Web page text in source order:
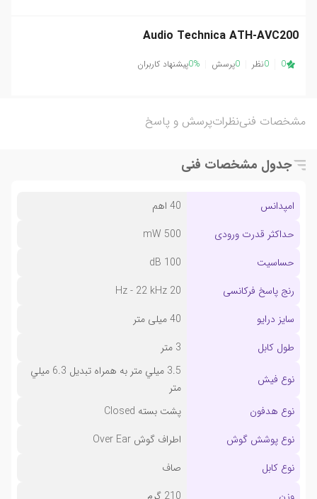
Audio Technica ATH-AVC200
0
0نظر 0پرسش 0%پیشنهاد کاربران
مشخصات فنینظراتپرسش و پاسخ
جدول مشخصات فنی
امپدانس
40 اهم
حداکثر قدرت ورودی
500 mW
حساسیت
100 dB
رنج پاسخ فرکانسی
20 Hz - 22 kHz
سایز درایو
40 میلی متر
طول کابل
3 متر
نوع فیش
3.5 ميلي متر به همراه تبديل 6.3 ميلي
متر
نوع هدفون
پشت بسته Closed
نوع پوشش گوش
اطراف گوش Over Ear
نوع کابل
صاف